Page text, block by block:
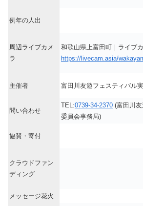
例年の人出
周辺ライブカメ
ラ
和歌山県上富田町｜ライブ
https://livecam.asia/
主催者 富田川友遊フェスティバル
問い合わせ
TEL:0739-34-2370 (富田川
委員会事務局)
協賛・寄付
クラウドファン
ディング
メッセージ花火